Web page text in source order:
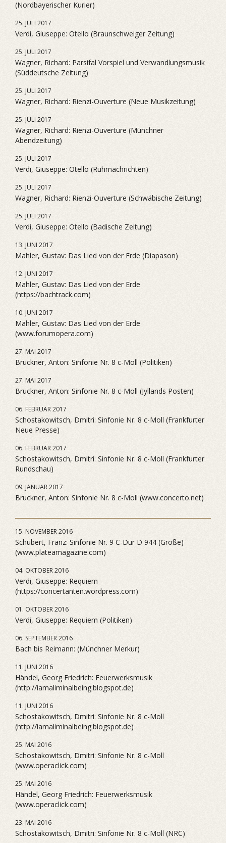
(Nordbayerischer Kurier)
25. JULI 2017
Verdi, Giuseppe: Otello (Braunschweiger Zeitung)
25. JULI 2017
Wagner, Richard: Parsifal Vorspiel und Verwandlungsmusik
(Süddeutsche Zeitung)
25. JULI 2017
Wagner, Richard: Rienzi-Ouverture (Neue Musikzeitung)
25. JULI 2017
Wagner, Richard: Rienzi-Ouverture (Münchner
Abendzeitung)
25. JULI 2017
Verdi, Giuseppe: Otello (Ruhrnachrichten)
25. JULI 2017
Wagner, Richard: Rienzi-Ouverture (Schwäbische Zeitung)
25. JULI 2017
Verdi, Giuseppe: Otello (Badische Zeitung)
13. JUNI 2017
Mahler, Gustav: Das Lied von der Erde (Diapason)
12. JUNI 2017
Mahler, Gustav: Das Lied von der Erde
(https://bachtrack.com)
10. JUNI 2017
Mahler, Gustav: Das Lied von der Erde
(www.forumopera.com)
27. MAI 2017
Bruckner, Anton: Sinfonie Nr. 8 c-Moll (Politiken)
27. MAI 2017
Bruckner, Anton: Sinfonie Nr. 8 c-Moll (Jyllands Posten)
06. FEBRUAR 2017
Schostakowitsch, Dmitri: Sinfonie Nr. 8 c-Moll (Frankfurter
Neue Presse)
06. FEBRUAR 2017
Schostakowitsch, Dmitri: Sinfonie Nr. 8 c-Moll (Frankfurter
Rundschau)
09. JANUAR 2017
Bruckner, Anton: Sinfonie Nr. 8 c-Moll (www.concerto.net)
15. NOVEMBER 2016
Schubert, Franz: Sinfonie Nr. 9 C-Dur D 944 (Große)
(www.plateamagazine.com)
04. OKTOBER 2016
Verdi, Giuseppe: Requiem
(https://concertanten.wordpress.com)
01. OKTOBER 2016
Verdi, Giuseppe: Requiem (Politiken)
06. SEPTEMBER 2016
Bach bis Reimann: (Münchner Merkur)
11. JUNI 2016
Händel, Georg Friedrich: Feuerwerksmusik
(http://iamaliminalbeing.blogspot.de)
11. JUNI 2016
Schostakowitsch, Dmitri: Sinfonie Nr. 8 c-Moll
(http://iamaliminalbeing.blogspot.de)
25. MAI 2016
Schostakowitsch, Dmitri: Sinfonie Nr. 8 c-Moll
(www.operaclick.com)
25. MAI 2016
Händel, Georg Friedrich: Feuerwerksmusik
(www.operaclick.com)
23. MAI 2016
Schostakowitsch, Dmitri: Sinfonie Nr. 8 c-Moll (NRC)